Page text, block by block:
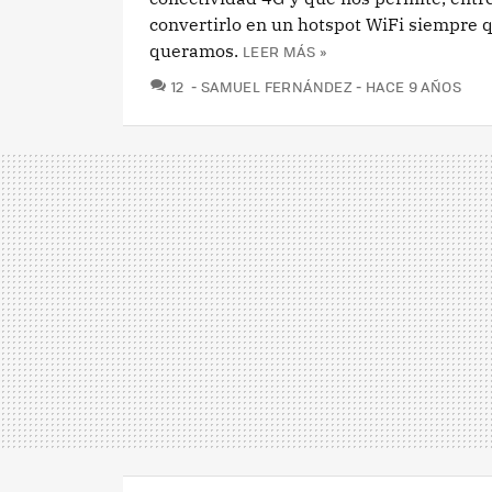
convertirlo en un hotspot WiFi siempre
queramos. LEER MÁS »
12 COMENTARIOS
SAMUEL FERNÁNDEZ HACE 9 AÑOS